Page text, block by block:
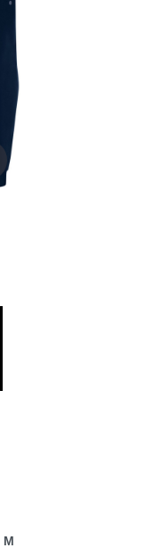
M